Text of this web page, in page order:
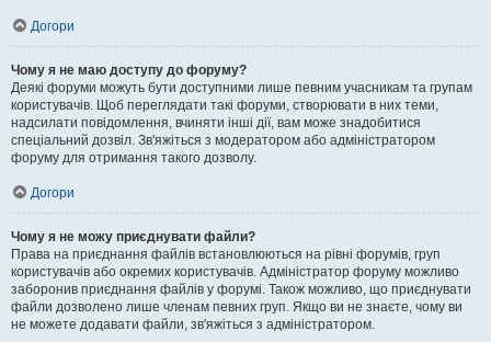
Догори
Чому я не маю доступу до форуму?
Деякі форуми можуть бути доступними лише певним учасникам та групам
користувачів. Щоб переглядати такі форуми, створювати в них теми,
надсилати повідомлення, вчиняти інші дії, вам може знадобитися
спеціальний дозвіл. Зв'яжіться з модератором або адміністратором
форуму для отримання такого дозволу.
Догори
Чому я не можу приєднувати файли?
Права на приєднання файлів встановлюються на рівні форумів, груп
користувачів або окремих користувачів. Адміністратор форуму можливо
заборонив приєднання файлів у форумі. Також можливо, що приєднувати
файли дозволено лише членам певних груп. Якщо ви не знаєте, чому ви
не можете додавати файли, зв'яжіться з адміністратором.